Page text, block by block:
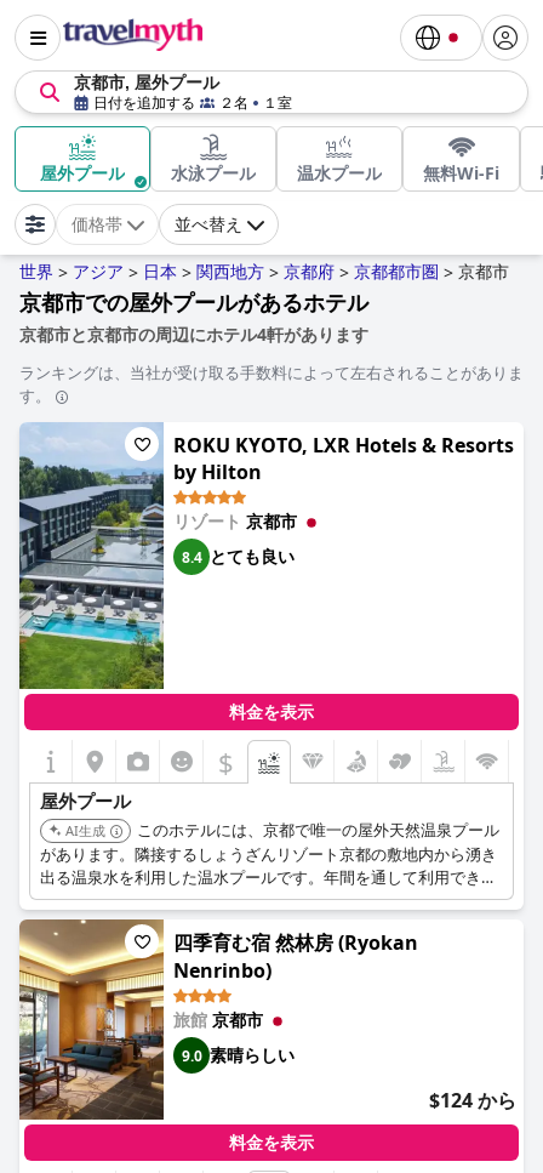
京都市, 屋外プール
日付を追加する ２名 １室
屋外プール 水泳プール 温水プール 無料Wi-Fi
価格帯 並べ替え
世界 > アジア > 日本 > 関西地方 > 京都府 > 京都都市圏 > 京都市
京都市での屋外プールがあるホテル
京都市と京都市の周辺にホテル4軒があります
ランキングは、当社が受け取る手数料によって左右されることがありま
す。
ROKU KYOTO, LXR Hotels & Resorts
by Hilton
リゾート 京都市
8.4 とても良い
料金を表示
$
屋外プール
AI生成
このホテルには、京都で唯一の屋外天然温泉プール
があります。隣接するしょうざんリゾート京都の敷地内から湧き
出る温泉水を利用した温水プールです。年間を通して利用できる
25メートルのプールで、自然豊かな環境の中でユニークで穏やか
な入浴体験を提供します。
四季育む宿 然林房 (Ryokan
Nenrinbo)
旅館 京都市
9.0 素晴らしい
$124 から
料金を表示